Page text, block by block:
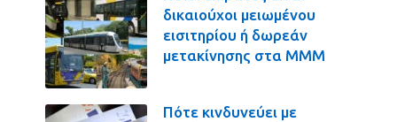
δικαιούχοι μειωμένου
εισιτηρίου ή δωρεάν
μετακίνησης στα ΜΜΜ
Πότε κινδυνεύει με